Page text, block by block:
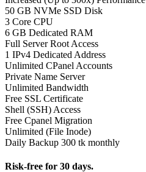
50 GB NVMe SSD Disk
3 Core CPU
6 GB Dedicated RAM
Full Server Root Access
1 IPv4 Dedicated Address
Unlimited CPanel Accounts
Private Name Server
Unlimited Bandwidth
Free SSL Certificate
Shell (SSH) Access
Free Cpanel Migration
Unlimited (File Inode)
Daily Backup 300 tk monthly
Risk-free for 30 days.